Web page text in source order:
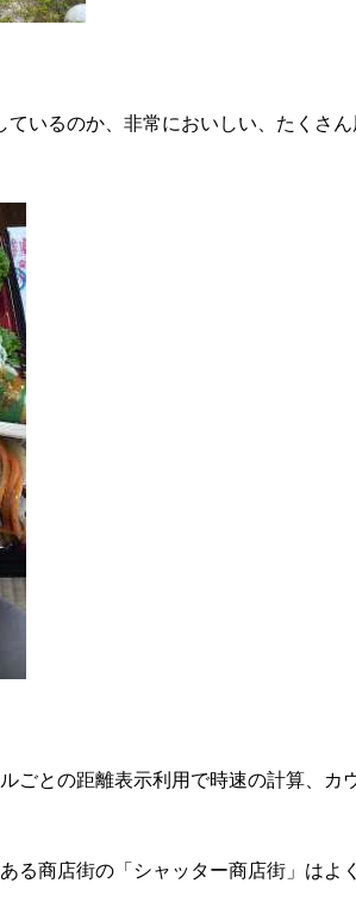
いるのか、非常においしい、たくさ
ごとの距離表示利用で時速の計算、カ
商店街の「シャッター商店街」はよ